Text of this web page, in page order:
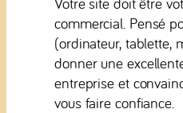
commercial. Pensé
(ordinateur, tablette,
donner une
entreprise et
vous faire confiance.